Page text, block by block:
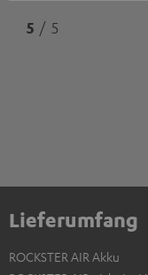
5 / 5
Lieferumfang
ROCKSTER AIR Akku